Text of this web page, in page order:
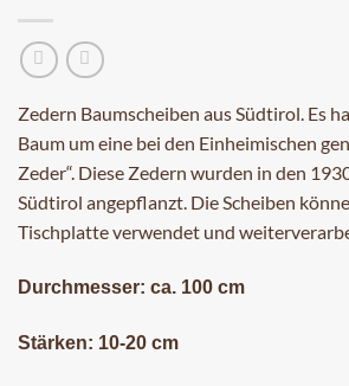
Zedern Baumscheiben aus Südtirol. Es
Baum um eine bei den Einheimischen
Zeder“. Diese Zedern wurden in den
Südtirol angepflanzt. Die Scheiben
Tischplatte verwendet und
Durchmesser: ca. 100 cm
Stärken: 10-20 cm